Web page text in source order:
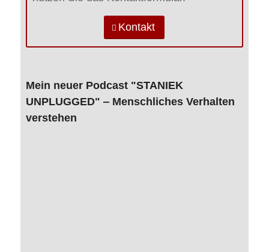
Kontakt
Mein neuer Podcast "STANIEK
UNPLUGGED" ‒ Menschliches Verhalten
verstehen